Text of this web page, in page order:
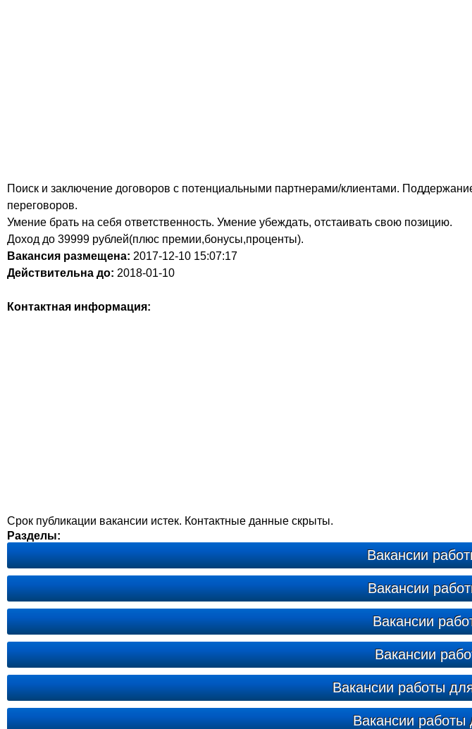
Поиск и заключение договоров с потенциальными партнерами/клиентами.
переговоров.
Умение брать на себя ответственность. Умение убеждать, отстаивать свою позицию.
Доход до 39999 рублей(плюс премии,бонусы,проценты).
Вакансия размещена: 2017-12-10 15:07:17
Действительна до: 2018-01-10
Контактная информация:
Срок публикации вакансии истек. Контактные данные скрыты.
Разделы:
Вакансии
Вакансии
Вакансии
Вакансии
Вакансии работы
Вакансии